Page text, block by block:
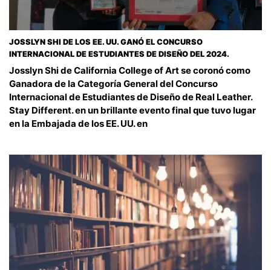
JOSSLYN SHI DE LOS EE. UU. GANÓ EL CONCURSO
INTERNACIONAL DE ESTUDIANTES DE DISEÑO DEL 2024.
Josslyn Shi de California College of Art se coronó como
Ganadora de la Categoría General del Concurso
Internacional de Estudiantes de Diseño de Real Leather.
Stay Different. en un brillante evento final que tuvo lugar
en la Embajada de los EE. UU. en